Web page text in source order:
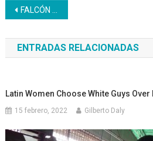
Navegación
de
entradas
FALCÓN | 406 graduandos integraron la X Graduación Conjunta del Sistema Nacional de Formación y Autoformación de la clase obrera
ENTRADAS RELACIONADAS
Latin Women Choose White Guys
15 febrero, 2022 Gilberto Daly